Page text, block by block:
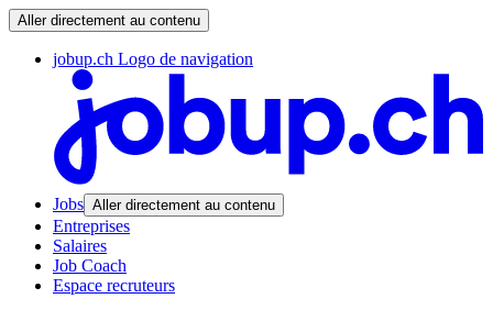
Aller directement au contenu
jobup.ch Logo de navigation
Jobs Aller directement au contenu
Entreprises
Salaires
Job Coach
Espace recruteurs